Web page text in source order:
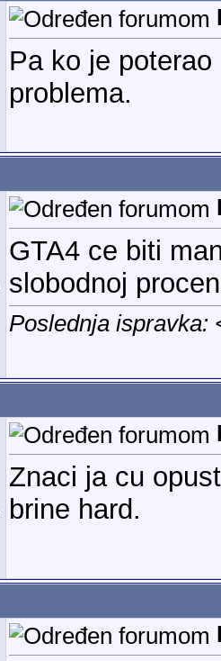
Pa ko je
problema.
GTA4 ce biti
slobodnoj
Poslednja ispravka:
Znaci ja cu
brine hard.